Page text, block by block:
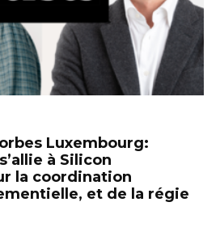
Luxembourg:
à Silicon
la coordination
et de la régie